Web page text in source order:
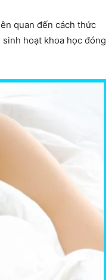
quan đến cách thức
hoạt khoa học đóng